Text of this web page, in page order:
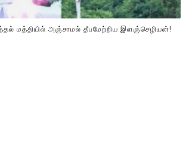
மத்தியில் அஞ்சாமல் தீபமேற்றிய இளஞ்செழியன்!